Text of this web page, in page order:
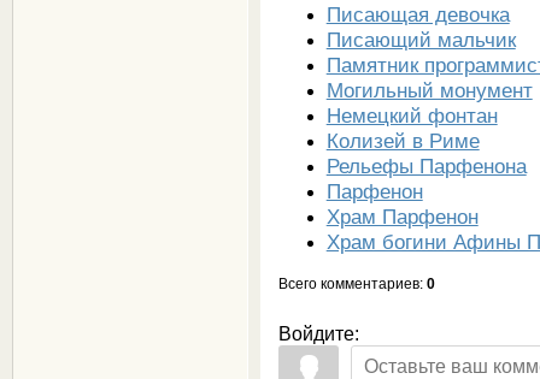
Писающая девочка
Писающий мальчик
Памятник
Могильный монумент
Немецкий фонтан
Колизей в Риме
Рельефы Парфенона
Парфенон
Храм Парфенон
Храм богини Афины
Всего комментариев: 0
Войдите: